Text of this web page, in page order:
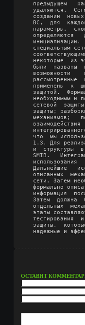
предыдущем
удаляются.
создании
ВС,  для
параметры,
определяются
специальным
некоторые  из
были  названы
возможности
рассмотренные
применены  к
защитой.
необходимым и
сетевой
защиты;
механизмов;
что  мы
1.3. Для
и  структуры  в
SMIB.
использования
Дальнейшие
описанных
сети. Затем
формально
информация
Затем  должна
отдельных
этапы
тестирования
защиты,
надежные и
ОСТАВИТ